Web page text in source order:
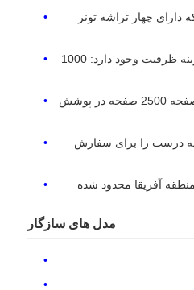
دارای چهار تراشه تونر
کارتریج تونر سیاه در دو گزینه ظرفیت وجود دارد: 1000
تراشه تونر رنگی از تولید صفحه 2500 صفحه در پوشش
درست را برای سفارش
آفریقا محدود شده
مدل های سازگار